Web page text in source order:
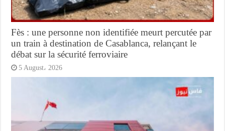
Fès : une personne non identifiée meurt percutée par
un train à destination de Casablanca, relançant le
débat sur la sécurité ferroviaire
5 August، 2026